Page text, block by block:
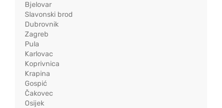
Bjelovar
Slavonski brod
Dubrovnik
Zagreb
Pula
Karlovac
Koprivnica
Krapina
Gospić
Čakovec
Osijek